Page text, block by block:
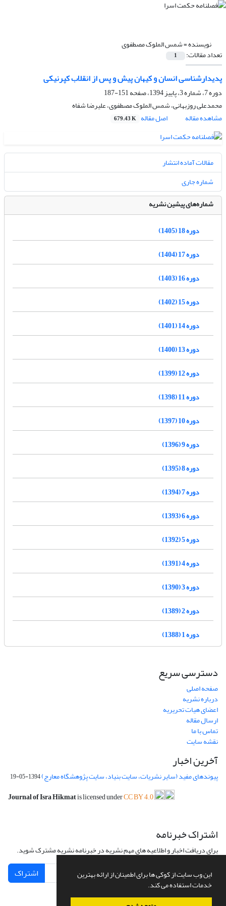
این وب سایت از کوکی ها برای اطمینان از ارائه بهترین
خدمات استفاده می کند.
نویسنده =شمس الملوک مصطفوی
تعداد مقالات: 1
پدیدارشناسی انسان و کیهان پیش و پس از انقلاب کپرنیکی
دوره 7، شماره 3، پاییز 1394، صفحه
151-187
محمدعلی روزبهانی، شمس الملوک مصطفوی، علیرضا شفاه
مشاهده مقاله
اصل مقاله 679.43 K
مقالات آماده انتشار
شماره جاری
شماره‌های پیشین نشریه
دوره 18 (1405)
دوره 17 (1404)
دوره 16 (1403)
دوره 15 (1402)
دوره 14 (1401)
دوره 13 (1400)
دوره 12 (1399)
دوره 11 (1398)
دوره 10 (1397)
دوره 9 (1396)
دوره 8 (1395)
دوره 7 (1394)
دوره 6 (1393)
دوره 5 (1392)
دوره 4 (1391)
دوره 3 (1390)
دوره 2 (1389)
دوره 1 (1388)
دسترسی سریع
صفحه اصلی
درباره نشریه
اعضای هیات تحریریه
ارسال مقاله
تماس با ما
نقشه سایت
آخرین اخبار
پیوندهای مفید (سایر نشریات، سایت بنیاد، سایت پژوهشگاه معارج)1394-05-19
Journal of Isra Hikmatis licensed underCC BY 4.0
اشتراک خبرنامه
برای دریافت اخبار و اطلاعیه های مهم نشریه در خبرنامه نشریه مشترک شوید.
اشتراک